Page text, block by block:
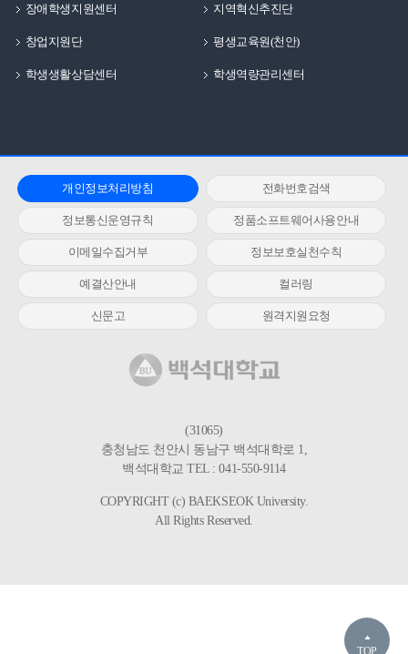
장애학생지원센터 지역혁신추진단
창업지원단 평생교육원(천안)
학생생활상담센터 학생역량관리센터
개인정보처리방침 전화번호검색
정보통신운영규칙 정품소프트웨어사용안내
이메일수집거부 정보보호실천수칙
예결산안내 컬러링
신문고 원격지원요청
(31065)
충청남도 천안시 동남구 백석대학로 1,
백석대학교 TEL : 041-550-9114
COPYRIGHT (c) BAEKSEOK University.
All Rights Reserved.
TOP